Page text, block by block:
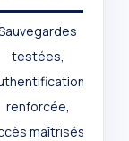
testées,
renforcée,
maîtrisés